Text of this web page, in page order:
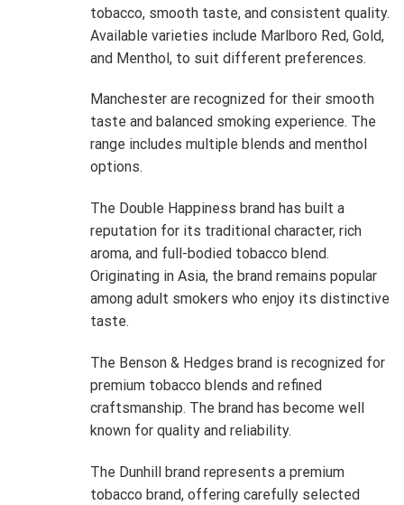
tobacco, smooth taste, and consistent quality.
Available varieties include Marlboro Red, Gold,
and Menthol, to suit different preferences.
Manchester are recognized for their smooth
taste and balanced smoking experience. The
range includes multiple blends and menthol
options.
The Double Happiness brand has built a
reputation for its traditional character, rich
aroma, and full-bodied tobacco blend.
Originating in Asia, the brand remains popular
among adult smokers who enjoy its distinctive
taste.
The Benson & Hedges brand is recognized for
premium tobacco blends and refined
craftsmanship. The brand has become well
known for quality and reliability.
The Dunhill brand represents a premium
tobacco brand, offering carefully selected